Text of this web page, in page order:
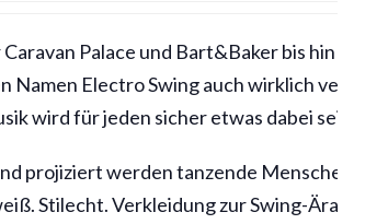
Palace und Bart&Baker bis hin zu für
Electro Swing auch wirklich verdient.
wird für jeden sicher etwas dabei sein.
projiziert werden tanzende Menschen
Stilecht. Verkleidung zur Swing-Ära ist